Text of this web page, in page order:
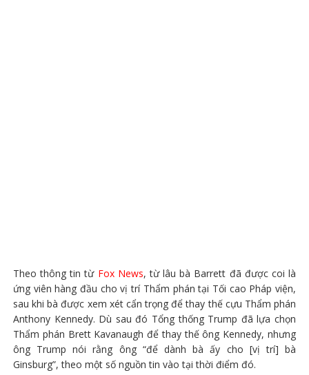
Theo thông tin từ Fox News, từ lâu bà Barrett đã được coi là
ứng viên hàng đầu cho vị trí Thẩm phán tại Tối cao Pháp viện,
sau khi bà được xem xét cẩn trọng để thay thế cựu Thẩm phán
Anthony Kennedy. Dù sau đó Tổng thống Trump đã lựa chọn
Thẩm phán Brett Kavanaugh để thay thế ông Kennedy, nhưng
ông Trump nói rằng ông “để dành bà ấy cho [vị trí] bà
Ginsburg”, theo một số nguồn tin vào tại thời điểm đó.